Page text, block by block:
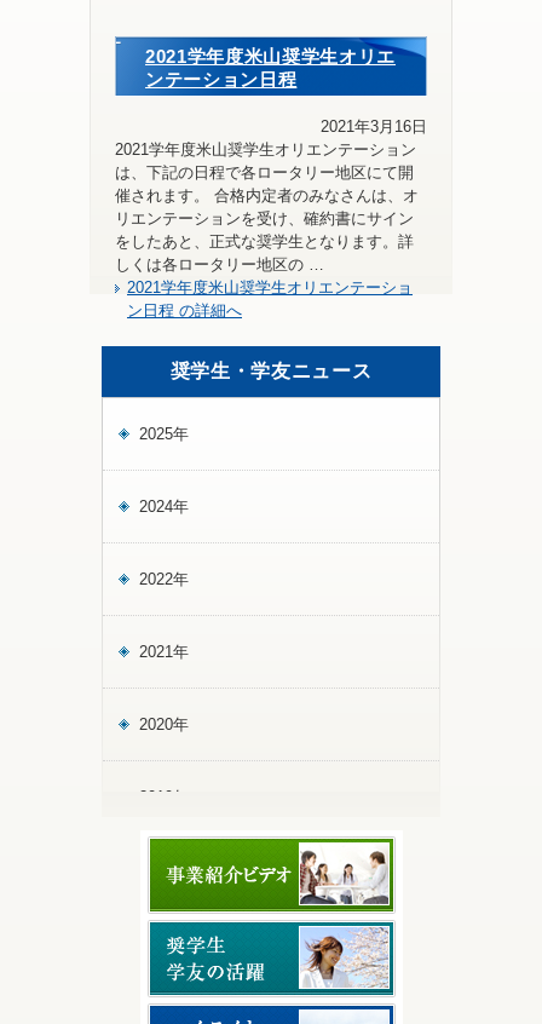
2021学年度米山奨学生オリエ
ンテーション日程
2021年3月16日
2021学年度米山奨学生オリエンテーション
は、下記の日程で各ロータリー地区にて開
催されます。 合格内定者のみなさんは、オ
リエンテーションを受け、確約書にサイン
をしたあと、正式な奨学生となります。詳
しくは各ロータリー地区の …
2021学年度米山奨学生オリエンテーショ
ン日程 の詳細へ
奨学生・学友ニュース
2025年
2024年
2022年
2021年
2020年
2019年
2018年
2017年